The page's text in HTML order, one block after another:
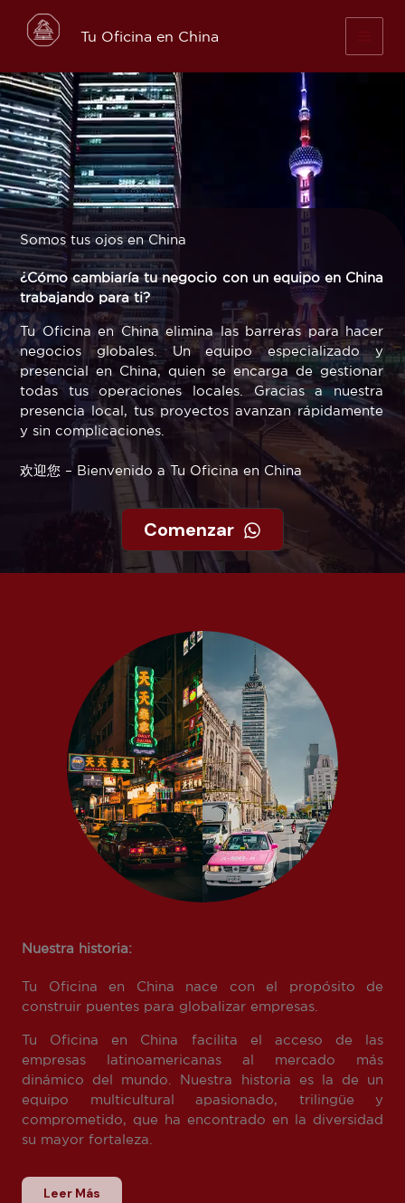
content
Tu Oficina en China
Somos tus ojos en China
¿Cómo cambiaría tu negocio con un equipo en China
trabajando para ti?
Tu Oficina en China elimina las barreras para hacer
negocios globales. Un equipo especializado y
presencial en China, quien se encarga de gestionar
todas tus operaciones locales. Gracias a nuestra
presencia local, tus proyectos avanzan rápidamente
y sin complicaciones.
欢迎您 – Bienvenido a Tu Oficina en China
Comenzar
Nuestra historia:
Tu Oficina en China nace con el propósito de
construir puentes para globalizar empresas.
Tu Oficina en China facilita el acceso de las
empresas latinoamericanas al mercado más
dinámico del mundo. Nuestra historia es la de un
equipo multicultural apasionado, trilingüe y
comprometido, que ha encontrado en la diversidad
su mayor fortaleza.
Leer Más